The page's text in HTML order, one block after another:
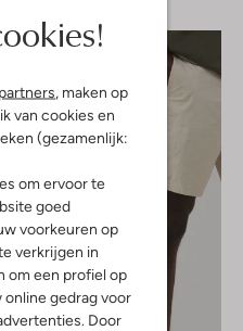
, maken op
van cookies en
(gezamenlijk:
om ervoor te
goed
voorkeuren op
verkrijgen in
om een profiel op
gedrag voor
Door